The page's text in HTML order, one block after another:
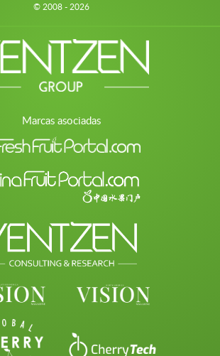
© 2008 - 2026
Marcas asociadas